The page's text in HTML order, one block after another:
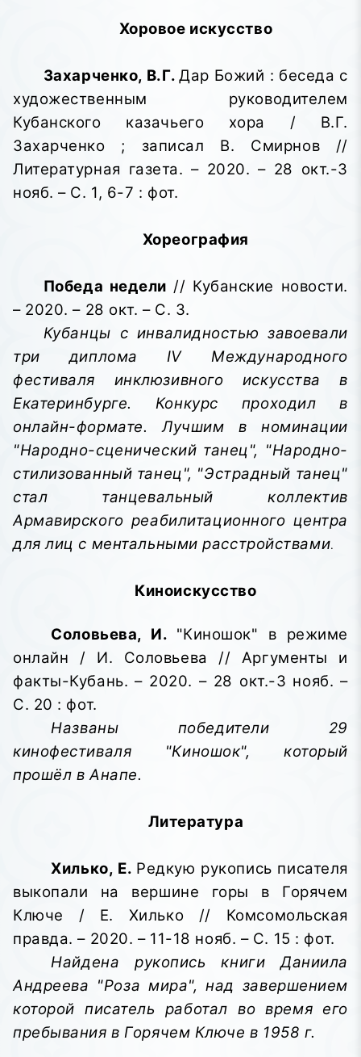
Хоровое искусство
Захарченко, В.Г.Дар Божий : беседа с
художественным руководителем
Кубанского казачьего хора / В.Г.
Захарченко ; записал В. Смирнов //
Литературная газета. – 2020. – 28 окт.-3
нояб. – С. 1, 6-7 : фот.
Хореография
Победа недели // Кубанские новости.
– 2020. – 28 окт. – С. 3.
Кубанцы с инвалидностью завоевали
три диплома IV Международного
фестиваля инклюзивного искусства в
Екатеринбурге. Конкурс проходил в
онлайн-формате. Лучшим в номинации
"Народно-сценический танец", "Народно-
стилизованный танец", "Эстрадный танец"
стал танцевальный коллектив
Армавирского реабилитационного центра
для лиц с ментальными расстройствами.
Киноискусство
Соловьева, И. "Киношок" в режиме
онлайн / И. Соловьева // Аргументы и
факты-Кубань. – 2020. – 28 окт.-3 нояб. –
С. 20 : фот.
Названы победители 29
кинофестиваля "Киношок", который
прошёл в Анапе.
Литература
Хилько, Е. Редкую рукопись писателя
выкопали на вершине горы в Горячем
Ключе / Е. Хилько // Комсомольская
правда. – 2020. – 11-18 нояб. – С. 15 : фот.
Найдена рукопись книги Даниила
Андреева "Роза мира", над завершением
которой писатель работал во время его
пребывания в Горячем Ключе в 1958 г.